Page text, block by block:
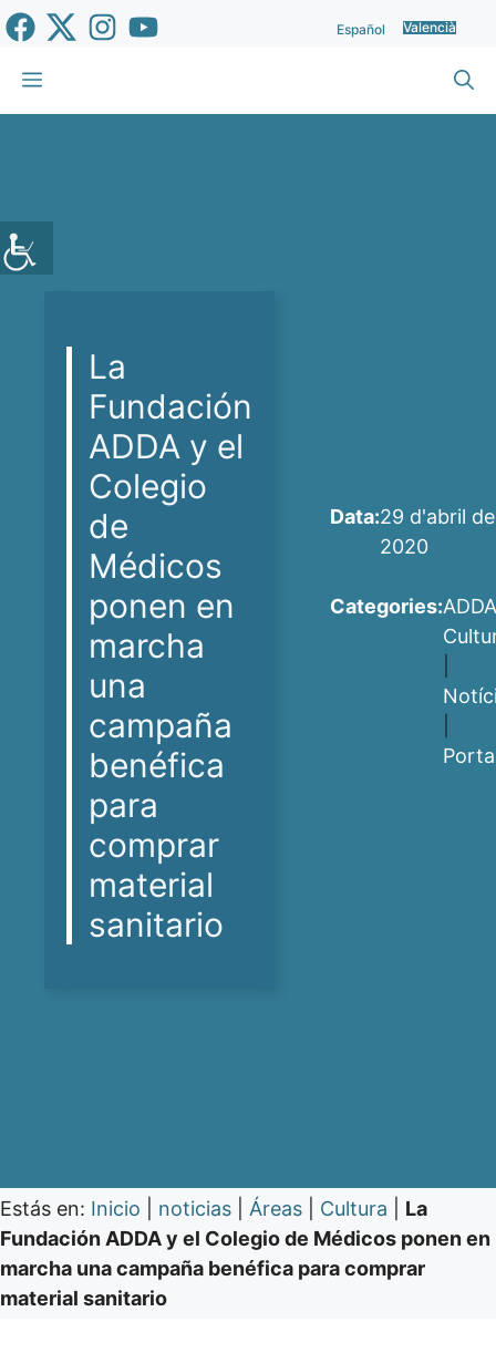
Vés
al
contingut
Español Valencià
Menu
La
Fundación
ADDA y el
Colegio
de
Médicos
ponen en
marcha
una
campaña
benéfica
para
comprar
material
sanitario
Data:29 d'abril de
2020
Categories:ADDA
Estás en: Inicio noticias Áreas Cultura
La
Fundación ADDA y el Colegio de Médicos ponen en
marcha una campaña benéfica para comprar
material sanitario